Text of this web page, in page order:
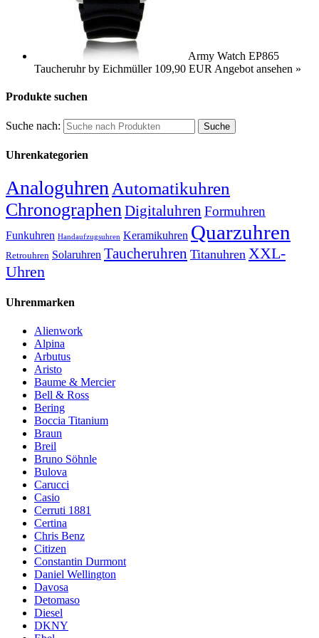
Army Watch EP865
Taucheruhr by Eichmüller 109,90 EUR Angebot ansehen »
Produkte suchen
Suche nach:
Uhrenkategorien
Analoguhren Automatikuhren
ChronographenDigitaluhren Formuhren
Funkuhren Handaufzugsuhren Keramikuhren Quarzuhren
Retrouhren Solaruhren Taucheruhren Titanuhren XXL-
Uhren
Uhrenmarken
Alienwork
Alpina
Arbutus
Aristo
Baume & Mercier
Bell & Ross
Bering
Boccia Titanium
Braun
Breil
Bruno Söhnle
Bulova
Carucci
Casio
Cerruti 1881
Certina
Chris Benz
Citizen
Constantin Durmont
Daniel Wellington
Davosa
Detomaso
Diesel
DKNY